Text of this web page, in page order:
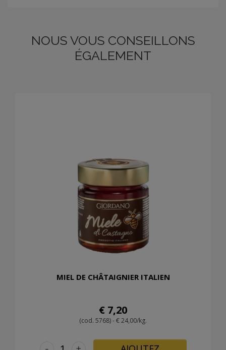
NOUS VOUS CONSEILLONS
ÉGALEMENT
MIEL DE CHÂTAIGNIER ITALIEN
€ 7,20
(cod. 5768) - € 24,00/kg.